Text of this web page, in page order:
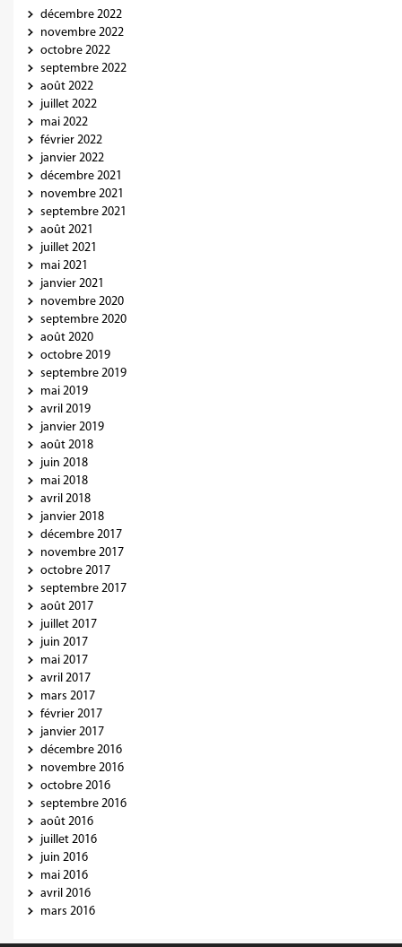
décembre 2022
novembre 2022
octobre 2022
septembre 2022
août 2022
juillet 2022
mai 2022
février 2022
janvier 2022
décembre 2021
novembre 2021
septembre 2021
août 2021
juillet 2021
mai 2021
janvier 2021
novembre 2020
septembre 2020
août 2020
octobre 2019
septembre 2019
mai 2019
avril 2019
janvier 2019
août 2018
juin 2018
mai 2018
avril 2018
janvier 2018
décembre 2017
novembre 2017
octobre 2017
septembre 2017
août 2017
juillet 2017
juin 2017
mai 2017
avril 2017
mars 2017
février 2017
janvier 2017
décembre 2016
novembre 2016
octobre 2016
septembre 2016
août 2016
juillet 2016
juin 2016
mai 2016
avril 2016
mars 2016